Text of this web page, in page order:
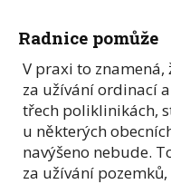
Radnice pomůže
V praxi to
za užívání ordinací
třech poliklinikách,
u některých
navýšeno nebude.
za užívání